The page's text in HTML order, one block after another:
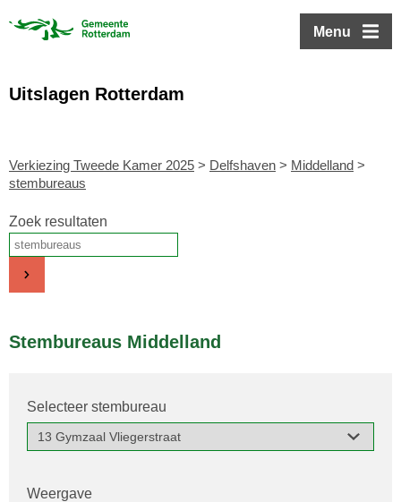
Menu
Uitslagen Rotterdam
Verkiezing Tweede Kamer 2025 > Delfshaven > Middelland >
stembureaus
Zoek resultaten
Stembureaus Middelland
Selecteer stembureau
Weergave